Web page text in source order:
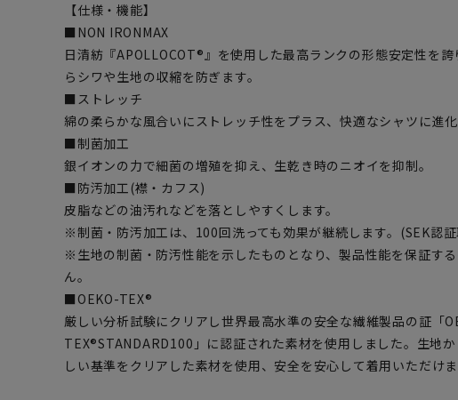
【仕様・機能】
■NON IRONMAX
日清紡『APOLLOCOT®』を使用した最高ランクの形態安定性を
らシワや生地の収縮を防ぎます。
■ストレッチ
綿の柔らかな風合いにストレッチ性をプラス、快適なシャツに進化
■制菌加工
銀イオンの力で細菌の増殖を抑え、生乾き時のニオイを抑制。
■防汚加工(襟・カフス)
皮脂などの油汚れなどを落としやすくします。
※制菌・防汚加工は、100回洗っても効果が継続します。(SEK認
※生地の制菌・防汚性能を示したものとなり、製品性能を保証す
ん。
■OEKO-TEX®
厳しい分析試験にクリアし世界最高水準の安全な繊維製品の証「
TEX®STANDARD100」に認証された素材を使用しました。生地
しい基準をクリアした素材を使用、安全を安心して着用いただけま